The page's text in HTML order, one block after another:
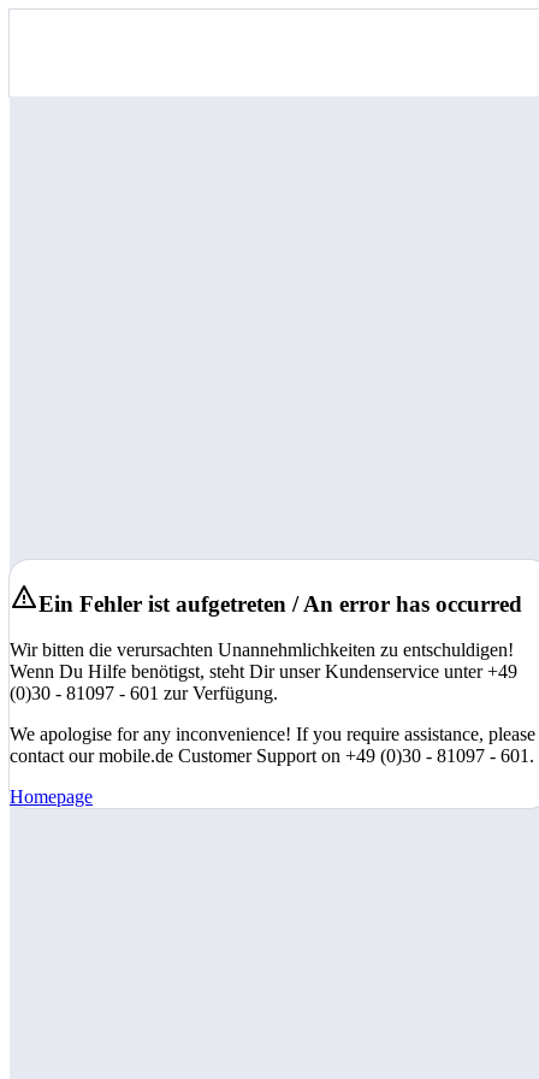
Ein Fehler ist aufgetreten / An error has occurred
Wir bitten die verursachten Unannehmlichkeiten zu entschuldigen!
Wenn Du Hilfe benötigst, steht Dir unser Kundenservice unter +49
(0)30 - 81097 - 601 zur Verfügung.
We apologise for any inconvenience! If you require assistance, please
contact our mobile.de Customer Support on +49 (0)30 - 81097 - 601.
Homepage